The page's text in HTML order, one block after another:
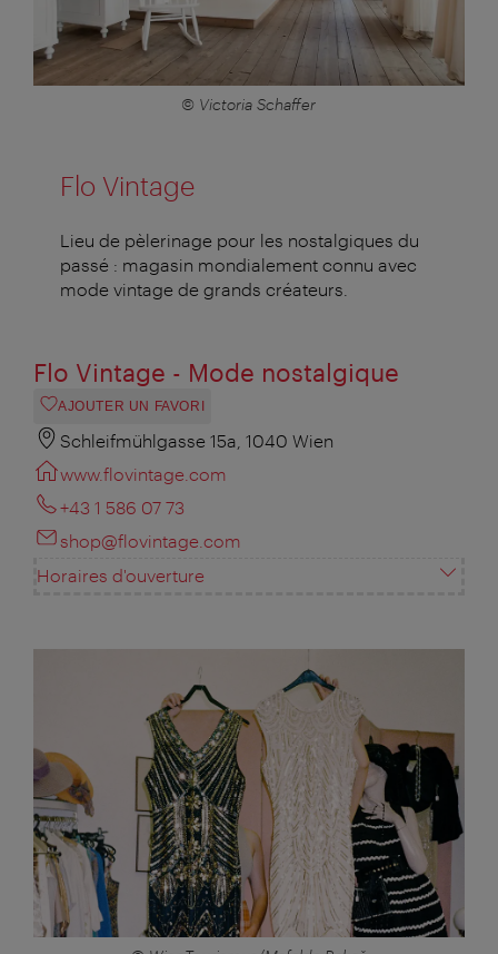
© Victoria Schaffer
Flo Vintage
Lieu de pèlerinage pour les nostalgiques du
passé : magasin mondialement connu avec
mode vintage de grands créateurs.
Flo Vintage - Mode nostalgique
AJOUTER UN FAVORI
Schleifmühlgasse 15a, 1040 Wien
www.flovintage.com
+43 1 586 07 73
shop@flovintage.com
Horaires d'ouverture